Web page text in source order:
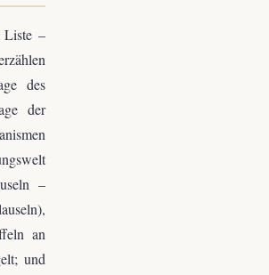
Liste –
des
der
–
an
und